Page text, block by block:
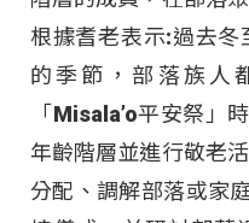
根據耆老表示:過去
的季節，部落族人
「Misala’o平安祭」
年齡階層並進行敬老
分配、調解部落或家